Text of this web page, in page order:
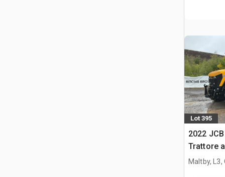
Lot 395
2022
Trattore
Maltby, L3,